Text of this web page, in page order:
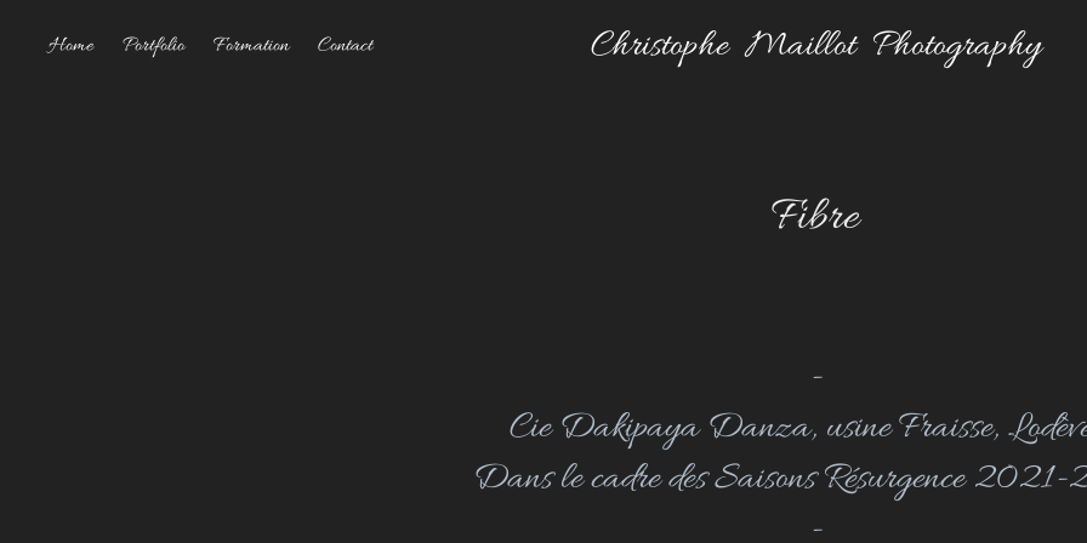
Home Portfolio Formation Contact Christophe  Maillot  Photography
Fibre
-
Cie Dakipaya Danza, usine Fraisse,
Dans le cadre des Saisons Résurgence
-